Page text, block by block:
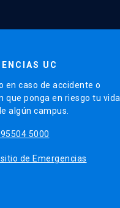
UC
en caso de accidente o
que ponga en riesgo tu vida
algún campus.
5000
sitio de Emergencias